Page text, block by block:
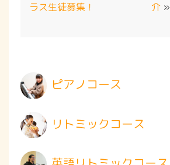
ラス生徒募集！
介»
ピアノコース
リトミックコース